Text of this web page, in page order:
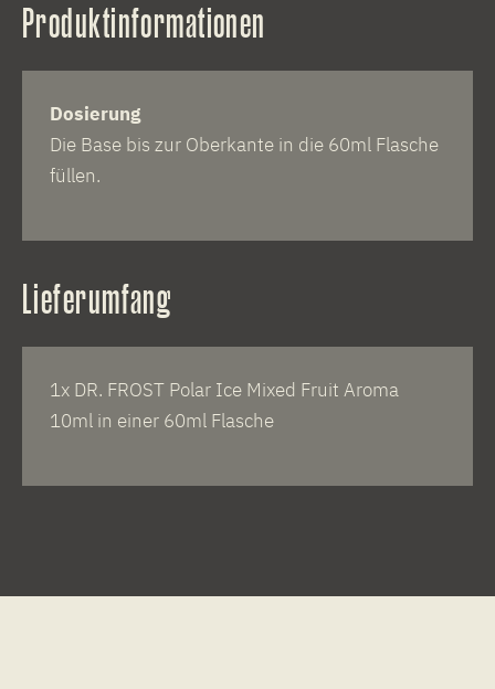
Produktinformationen
Dosierung
Die Base bis zur Oberkante in die 60ml Flasche
füllen.
Lieferumfang
1x DR. FROST Polar Ice Mixed Fruit Aroma
10ml in einer 60ml Flasche